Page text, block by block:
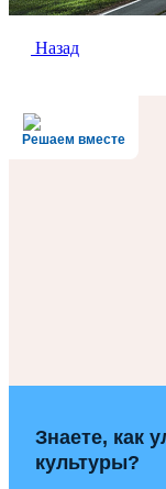
Назад
Решаем вместе
Знаете, как
культуры?